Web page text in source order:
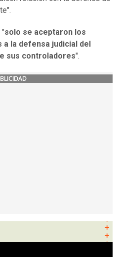
solo se aceptaron los
la defensa judicial del
sus controladores".